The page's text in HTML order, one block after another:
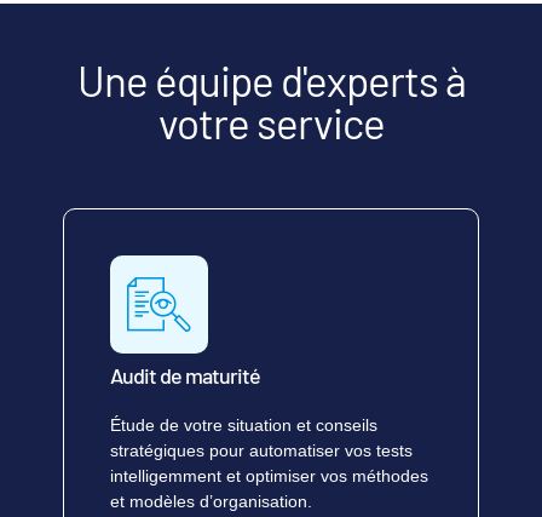
Une équipe d'experts à
votre service
Audit de maturité
Étude de votre situation et conseils
stratégiques pour automatiser vos tests
intelligemment et optimiser vos méthodes
et modèles d’organisation.